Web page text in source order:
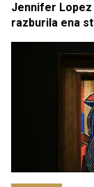
Jennifer Lopez
razburila ena